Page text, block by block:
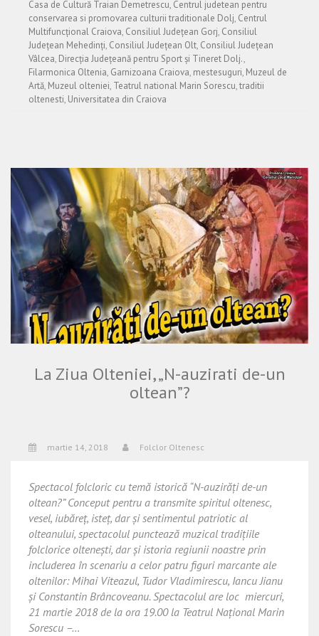
Casa de Cultură Traian Demetrescu, Centrul judetean pentru
conservarea si promovarea culturii traditionale Dolj, Centrul
Multifuncțional Craiova, Consiliul Județean Gorj, Consiliul
Județean Mehedinți, Consiliul Județean Olt, Consiliul Județean
Vâlcea, Direcția Județeană pentru Sport și Tineret Dolj.,
Filarmonica Oltenia, Garnizoana Craiova, mestesuguri, Muzeul de
Artă, Muzeul olteniei, Teatrul national Marin Sorescu,traditii
oltenesti, Universitatea din Craiova
La Ziua Olteniei, „N-auzirati de-un
oltean”?
martie 14, 2018 Folclor Oltenesc
Spectacol folcloric cu temă istorică “N-auzirăți de-un
oltean?” Conceput pentru a transmite spiritul oltenesc,
vesel, iubăreț, isteț, dar și sentimentul patriotic al
olteanului, spectacolul punctează muzical tradițiile
folclorice oltenești, dar și istoria regiunii noastre prin
includerea în scenariu a celor patru figuri marcante ale
oltenilor: Mihai Viteazul, Tudor Vladimirescu, Iancu Jianu
și Constantin Brâncoveanu. Spectacolul are loc miercuri,
21 martie 2018 de la ora 19.00 la Teatrul Național Marin
Sorescu –…